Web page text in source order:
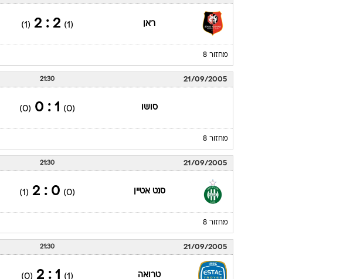
ראן (1)
2 : 2
(1)
מחזור 8
21/09/2005
21:30
סושו (0)
1 : 0
(0)
מחזור 8
21/09/2005
21:30
סנט אטיין (0)
0 : 2
(1)
מחזור 8
21/09/2005
21:30
טרואה (1)
1 : 2
(0)